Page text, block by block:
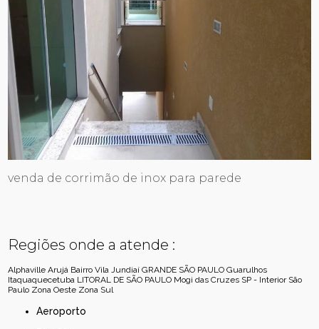
venda de corrimão de inox para parede
Regiões onde a atende :
Alphaville Arujá Bairro Vila Jundiaí GRANDE SÃO PAULO Guarulhos
Itaquaquecetuba LITORAL DE SÃO PAULO Mogi das Cruzes SP - Interior São
Paulo Zona Oeste Zona Sul
Aeroporto